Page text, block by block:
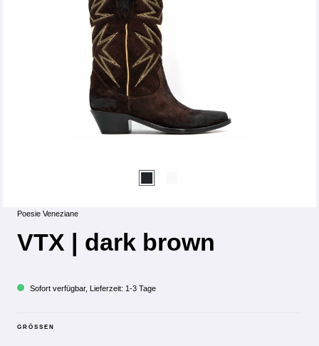
Poesie Veneziane
VTX | dark brown
Sofort verfügbar, Lieferzeit: 1-3 Tage
GRÖSSEN